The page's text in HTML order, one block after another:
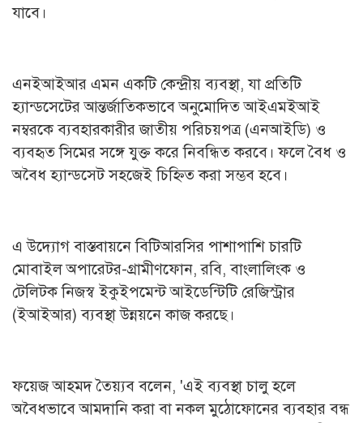
যাবে।
এনইআইআর এমন একটি কেন্দ্রীয় ব্যবস্থা, যা প্রতিটি
হ্যান্ডসেটের আন্তর্জাতিকভাবে অনুমোদিত আইএমইআই
নম্বরকে ব্যবহারকারীর জাতীয় পরিচয়পত্র (এনআইডি) ও
ব্যবহৃত সিমের সঙ্গে যুক্ত করে নিবন্ধিত করবে। ফলে বৈধ ও
অবৈধ হ্যান্ডসেট সহজেই চিহ্নিত করা সম্ভব হবে।
এ উদ্যোগ বাস্তবায়নে বিটিআরসির পাশাপাশি চারটি
মোবাইল অপারেটর-গ্রামীণফোন, রবি, বাংলালিংক ও
টেলিটক নিজস্ব ইকুইপমেন্ট আইডেন্টিটি রেজিস্ট্রার
(ইআইআর) ব্যবস্থা উন্নয়নে কাজ করছে।
ফয়েজ আহমদ তৈয়্যব বলেন, 'এই ব্যবস্থা চালু হলে
অবৈধভাবে আমদানি করা বা নকল মুঠোফোনের ব্যবহার বন্ধ